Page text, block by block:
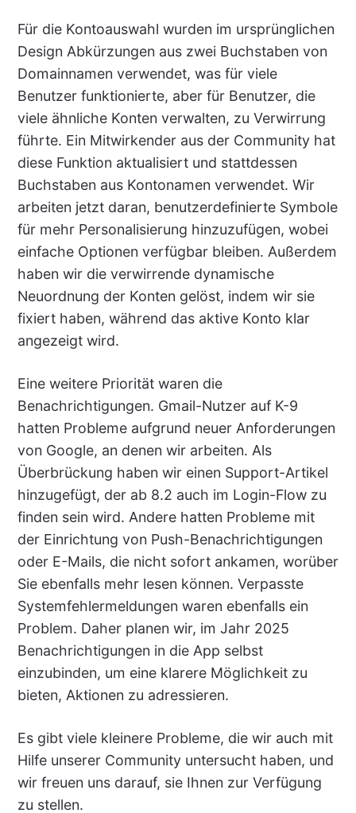
Für die Kontoauswahl wurden im ursprünglichen
Design Abkürzungen aus zwei Buchstaben von
Domainnamen verwendet, was für viele
Benutzer funktionierte, aber für Benutzer, die
viele ähnliche Konten verwalten, zu Verwirrung
führte. Ein Mitwirkender aus der Community hat
diese Funktion aktualisiert und stattdessen
Buchstaben aus Kontonamen verwendet. Wir
arbeiten jetzt daran, benutzerdefinierte Symbole
für mehr Personalisierung hinzuzufügen, wobei
einfache Optionen verfügbar bleiben. Außerdem
haben wir die verwirrende dynamische
Neuordnung der Konten gelöst, indem wir sie
fixiert haben, während das aktive Konto klar
angezeigt wird.
Eine weitere Priorität waren die
Benachrichtigungen. Gmail-Nutzer auf K-9
hatten Probleme aufgrund neuer Anforderungen
von Google, an denen wir arbeiten. Als
Überbrückung haben wir einen Support-Artikel
hinzugefügt, der ab 8.2 auch im Login-Flow zu
finden sein wird. Andere hatten Probleme mit
der Einrichtung von Push-Benachrichtigungen
oder E-Mails, die nicht sofort ankamen, worüber
Sie ebenfalls mehr lesen können. Verpasste
Systemfehlermeldungen waren ebenfalls ein
Problem. Daher planen wir, im Jahr 2025
Benachrichtigungen in die App selbst
einzubinden, um eine klarere Möglichkeit zu
bieten, Aktionen zu adressieren.
Es gibt viele kleinere Probleme, die wir auch mit
Hilfe unserer Community untersucht haben, und
wir freuen uns darauf, sie Ihnen zur Verfügung
zu stellen.